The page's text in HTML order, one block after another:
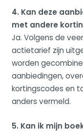
4. Kan deze
met andere
Ja. Volgens de
actietarief zijn
worden
aanbiedingen,
kortingscodes en
anders vermeld.
5. Kan ik mijn